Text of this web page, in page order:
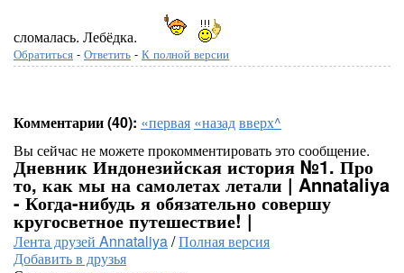
сломалась. Лебёдка.
Обратиться - Ответить - К полной версии
Комментарии (40): «первая «назадвверх^
Вы сейчас не можете прокомментировать это сообщение.
Дневник Индонезийская история №1. Про
то, как мы на самолетах летали | Annataliya
- Когда-нибудь я обязательно совершу
кругосветное путешествие! |
Лента друзей Annataliya/Полная версия
Добавить в друзья